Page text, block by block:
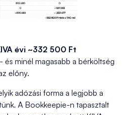
évi ~332 500 Ft
- és minél magasabb a bérköltség
előny.
adózási forma a legjobb a
A Bookkeepie-n tapasztalt